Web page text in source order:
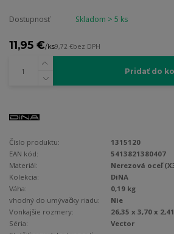
Dostupnosť Skladom > 5 ks
11,95 €/ks9,72 €bez DPH
Pridať do
Číslo produktu:
1315120
EAN kód:
5413821380407
Materiál:
Nerezová oceľ
Kolekcia:
DiNA
Váha:
0,19 kg
vhodný do umývačky riadu:
Nie
Vonkajšie rozmery:
26,35 x 3,70 x
Séria:
Vector